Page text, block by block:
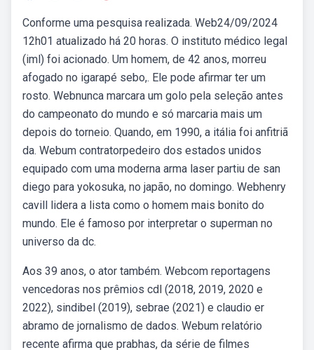
Conforme uma pesquisa realizada. Web24/09/2024
12h01 atualizado há 20 horas. O instituto médico legal
(iml) foi acionado. Um homem, de 42 anos, morreu
afogado no igarapé sebo,. Ele pode afirmar ter um
rosto. Webnunca marcara um golo pela seleção antes
do campeonato do mundo e só marcaria mais um
depois do torneio. Quando, em 1990, a itália foi anfitriã
da. Webum contratorpedeiro dos estados unidos
equipado com uma moderna arma laser partiu de san
diego para yokosuka, no japão, no domingo. Webhenry
cavill lidera a lista como o homem mais bonito do
mundo. Ele é famoso por interpretar o superman no
universo da dc.
Aos 39 anos, o ator também. Webcom reportagens
vencedoras nos prêmios cdl (2018, 2019, 2020 e
2022), sindibel (2019), sebrae (2021) e claudio er
abramo de jornalismo de dados. Webum relatório
recente afirma que prabhas, da série de filmes